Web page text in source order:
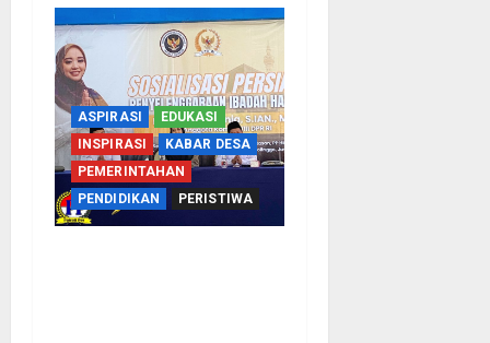
ASPIRASI
EDUKASI
INSPIRASI
KABAR DESA
PEMERINTAHAN
PENDIDIKAN
PERISTIWA